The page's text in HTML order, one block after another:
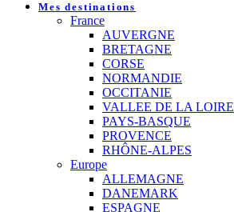
Mes destinations
France
AUVERGNE
BRETAGNE
CORSE
NORMANDIE
OCCITANIE
VALLEE DE LA LOIRE
PAYS-BASQUE
PROVENCE
RHÔNE-ALPES
Europe
ALLEMAGNE
DANEMARK
ESPAGNE